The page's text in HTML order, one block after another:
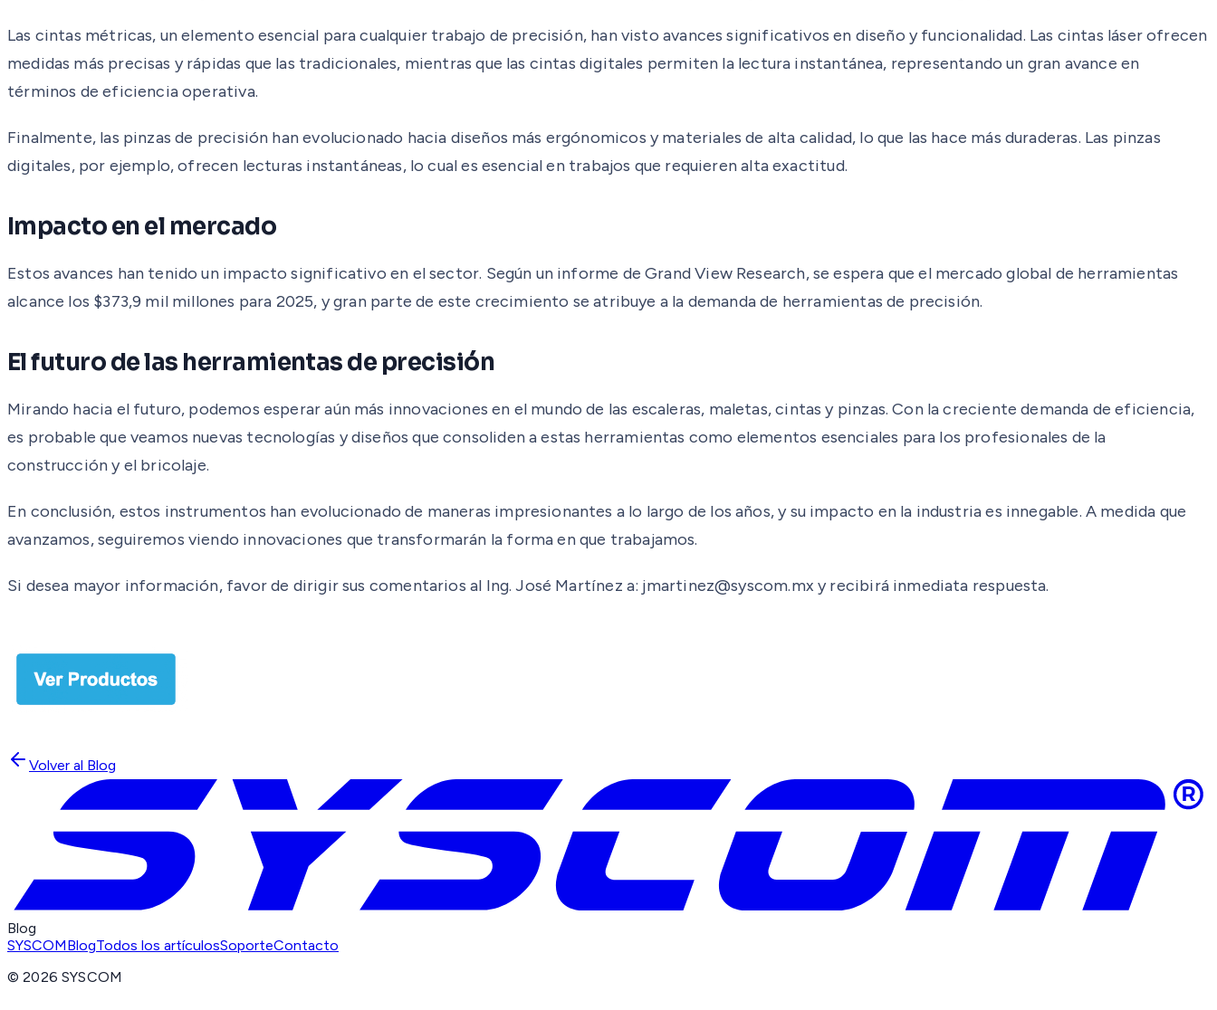
Las cintas métricas, un elemento esencial para cualquier trabajo de precisión, han visto avances significativos en diseño y funcionalidad. Las cintas láser ofrecen
medidas más precisas y rápidas que las tradicionales, mientras que las cintas digitales permiten la lectura instantánea, representando un gran avance en
términos de eficiencia operativa.
Finalmente, las pinzas de precisión han evolucionado hacia diseños más ergónomicos y materiales de alta calidad, lo que las hace más duraderas. Las pinzas
digitales, por ejemplo, ofrecen lecturas instantáneas, lo cual es esencial en trabajos que requieren alta exactitud.
Impacto en el mercado
Estos avances han tenido un impacto significativo en el sector. Según un informe de Grand View Research, se espera que el mercado global de herramientas
alcance los $373,9 mil millones para 2025, y gran parte de este crecimiento se atribuye a la demanda de herramientas de precisión.
El futuro de las herramientas de precisión
Mirando hacia el futuro, podemos esperar aún más innovaciones en el mundo de las escaleras, maletas, cintas y pinzas. Con la creciente demanda de eficiencia,
es probable que veamos nuevas tecnologías y diseños que consoliden a estas herramientas como elementos esenciales para los profesionales de la
construcción y el bricolaje.
En conclusión, estos instrumentos han evolucionado de maneras impresionantes a lo largo de los años, y su impacto en la industria es innegable. A medida que
avanzamos, seguiremos viendo innovaciones que transformarán la forma en que trabajamos.
Si desea mayor información, favor de dirigir sus comentarios al Ing. José Martínez a: jmartinez@syscom.mx y recibirá inmediata respuesta.
Volver al Blog
Blog
SYSCOMBlogTodos los artículosSoporteContacto
©2026 SYSCOM